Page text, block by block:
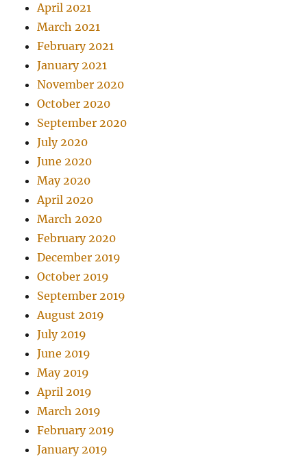
April 2021
March 2021
February 2021
January 2021
November 2020
October 2020
September 2020
July 2020
June 2020
May 2020
April 2020
March 2020
February 2020
December 2019
October 2019
September 2019
August 2019
July 2019
June 2019
May 2019
April 2019
March 2019
February 2019
January 2019